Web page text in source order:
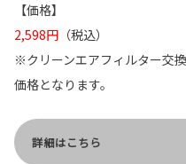
【価格】
2,598円 （税込）
※クリーンエアフィルター交
価格となります。
詳細はこちら